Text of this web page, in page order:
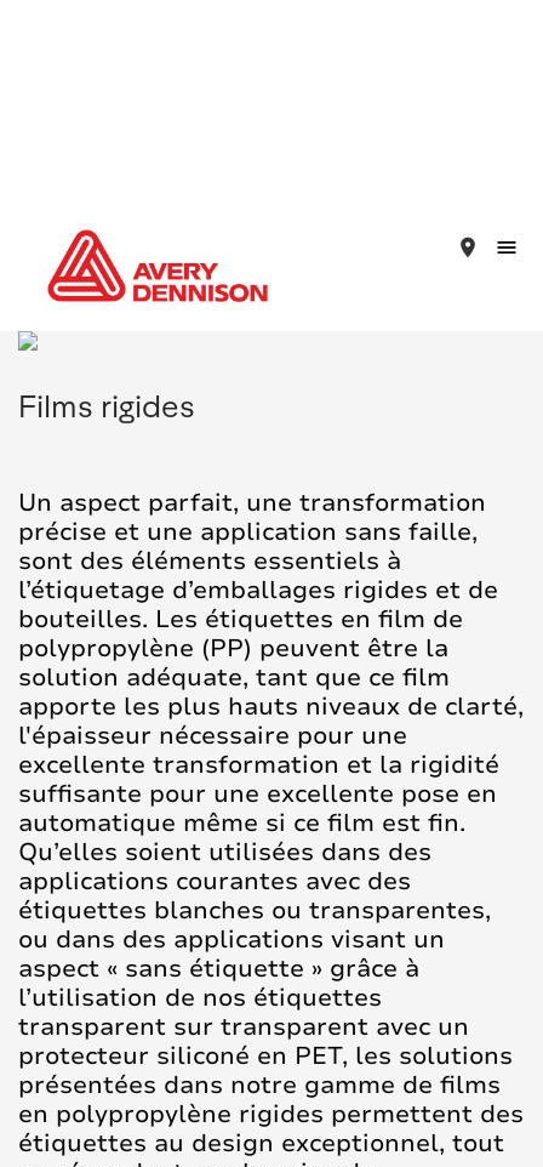
place
Films rigides
Un aspect parfait, une transformation
précise et une application sans faille,
sont des éléments essentiels à
l’étiquetage d’emballages rigides et de
bouteilles. Les étiquettes en film de
polypropylène (PP) peuvent être la
solution adéquate, tant que ce film
apporte les plus hauts niveaux de clarté,
l'épaisseur nécessaire pour une
excellente transformation et la rigidité
suffisante pour une excellente pose en
automatique même si ce film est fin.
Qu’elles soient utilisées dans des
applications courantes avec des
étiquettes blanches ou transparentes,
ou dans des applications visant un
aspect « sans étiquette » grâce à
l’utilisation de nos étiquettes
transparent sur transparent avec un
protecteur siliconé en PET, les solutions
présentées dans notre gamme de films
en polypropylène rigides permettent des
étiquettes au design exceptionnel, tout